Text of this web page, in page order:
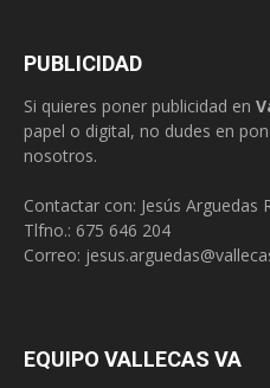
PUBLICIDAD
Si quieres poner publicidad en
papel o digital, no dudes en
nosotros.
Contactar con: Jesús Arguedas
Tlfno.: 675 646 204
Correo:
EQUIPO VALLECAS VA